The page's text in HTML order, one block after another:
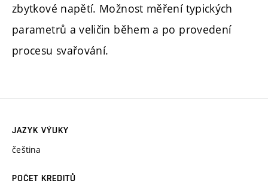
zbytkové napětí. Možnost měření typických
parametrů a veličin během a po provedení
procesu svařování.
JAZYK VÝUKY
čeština
POČET KREDITŮ